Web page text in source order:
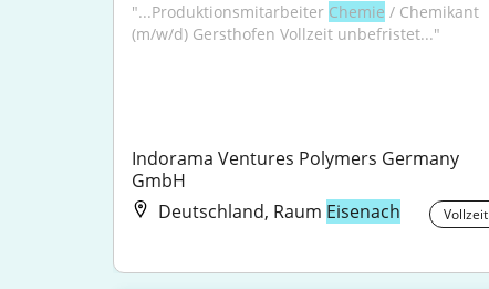
"...Produktionsmitarbeiter Chemie / Chemikant
(m/w/d) Gersthofen Vollzeit unbefristet..."
Indorama Ventures Polymers Germany
GmbH
Deutschland, Raum Eisenach Vollzeit